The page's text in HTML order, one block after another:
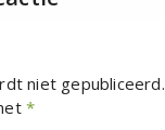
niet gepubliceerd.
*